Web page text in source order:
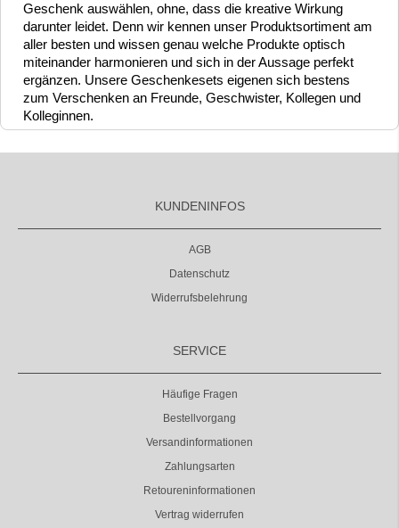
Geschenk auswählen, ohne, dass die kreative Wirkung
darunter leidet. Denn wir kennen unser Produktsortiment am
aller besten und wissen genau welche Produkte optisch
miteinander harmonieren und sich in der Aussage perfekt
ergänzen. Unsere Geschenkesets eigenen sich bestens
zum Verschenken an Freunde, Geschwister, Kollegen und
Kolleginnen.
KUNDENINFOS
AGB
Datenschutz
Widerrufsbelehrung
SERVICE
Häufige Fragen
Bestellvorgang
Versandinformationen
Zahlungsarten
Retoureninformationen
Vertrag widerrufen